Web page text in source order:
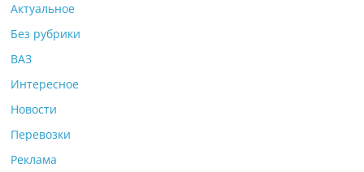
Актуальное
Без рубрики
ВАЗ
Интересное
Новости
Перевозки
Реклама